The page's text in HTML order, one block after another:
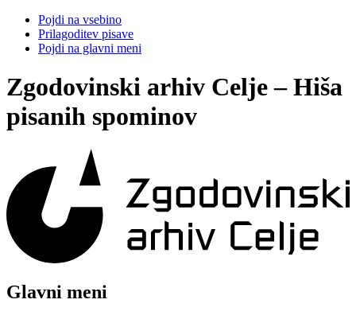
Pojdi na vsebino
Prilagoditev pisave
Pojdi na glavni meni
Zgodovinski arhiv Celje – Hiša
pisanih spominov
Glavni meni